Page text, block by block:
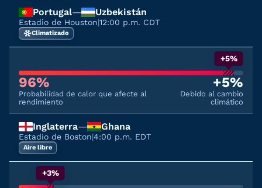
Portugal— Uzbekistán
Estadio de Houston|12:00 p.m. CDT
Climatizado
+5%
96%
Probabilidad de calor que afecte al
rendimiento
+5%
Debido al cambio
climático
Inglaterra— Ghana
Estadio de Boston|4:00 p.m. EDT
Aire libre
+3%